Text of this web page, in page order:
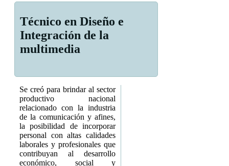
Técnico en Diseño e
Integración de la
multimedia
Se creó para brindar al sector
productivo nacional
relacionado con la industria
de la comunicación y afines,
la posibilidad de incorporar
personal con altas calidades
laborales y profesionales que
contribuyan al desarrollo
económico, social y